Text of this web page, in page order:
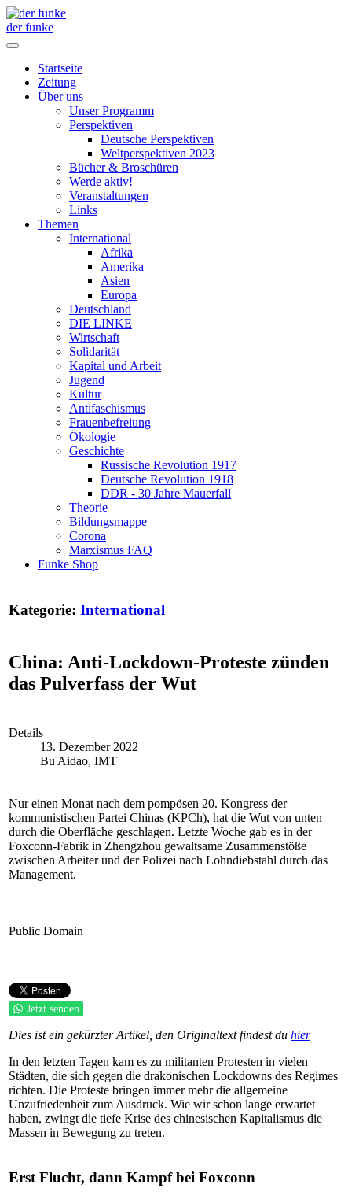
der funke
Startseite
Zeitung
Über uns
Unser Programm
Perspektiven
Deutsche Perspektiven
Weltperspektiven 2023
Bücher & Broschüren
Werde aktiv!
Veranstaltungen
Links
Themen
International
Afrika
Amerika
Asien
Europa
Deutschland
DIE LINKE
Wirtschaft
Solidarität
Kapital und Arbeit
Jugend
Kultur
Antifaschismus
Frauenbefreiung
Ökologie
Geschichte
Russische Revolution 1917
Deutsche Revolution 1918
DDR - 30 Jahre Mauerfall
Theorie
Bildungsmappe
Corona
Marxismus FAQ
Funke Shop
Kategorie: International
China: Anti-Lockdown-Proteste zünden
das Pulverfass der Wut
Details
13. Dezember 2022
Bu Aidao, IMT
Nur einen Monat nach dem pompösen 20. Kongress der
kommunistischen Partei Chinas (KPCh), hat die Wut von unten
durch die Oberfläche geschlagen. Letzte Woche gab es in der
Foxconn-Fabrik in Zhengzhou gewaltsame Zusammenstöße
zwischen Arbeiter und der Polizei nach Lohndiebstahl durch das
Management.
Public Domain
Jetzt senden
Dies ist ein gekürzter Artikel, den Originaltext findest du hier
In den letzten Tagen kam es zu militanten Protesten in vielen
Städten, die sich gegen die drakonischen Lockdowns des Regimes
richten. Die Proteste bringen immer mehr die allgemeine
Unzufriedenheit zum Ausdruck. Wie wir schon lange erwartet
haben, zwingt die tiefe Krise des chinesischen Kapitalismus die
Massen in Bewegung zu treten.
Erst Flucht, dann Kampf bei Foxconn